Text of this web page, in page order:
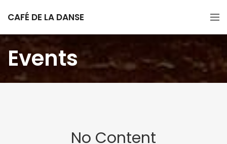
CAFÉ DE LA DANSE
Events
No Content